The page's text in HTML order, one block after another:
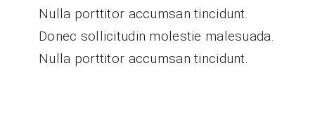
Nulla porttitor accumsan tincidunt.
Donec sollicitudin molestie malesuada.
Nulla porttitor accumsan tincidunt.